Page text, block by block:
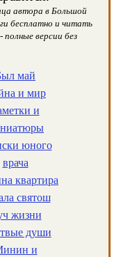
автора в Большой
бесплатно и читать
полные версии без
май
и мир
и
юного
врача
квартира
святош
жизни
души
и